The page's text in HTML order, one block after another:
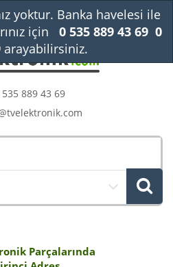
889 43 69
Parçalarında
yoktur. Banka havelesi ile
için
0 535 889 43 69 0
arayabilirsiniz.